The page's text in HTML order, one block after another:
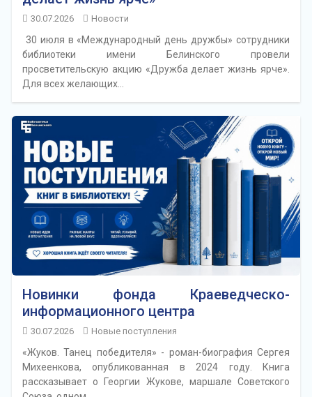
30.07.2026 Новости
30 июля в «Международный день дружбы» сотрудники
библиотеки имени Белинского провели
просветительскую акцию «Дружба делает жизнь ярче».
Для всех желающих…
Новинки фонда Краеведческо-
информационного центра
30.07.2026 Новые поступления
«Жуков. Танец победителя» - роман-биография Сергея
Михеенкова, опубликованная в 2024 году. Книга
рассказывает о Георгии Жукове, маршале Советского